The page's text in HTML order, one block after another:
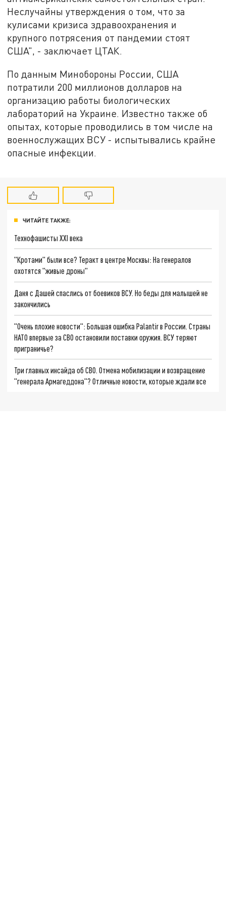
Неслучайны утверждения о том, что за
кулисами кризиса здравоохранения и
крупного потрясения от пандемии стоят
США", - заключает ЦТАК.
По данным Минобороны России, США
потратили 200 миллионов долларов на
организацию работы биологических
лабораторий на Украине. Известно также об
опытах, которые проводились в том числе на
военнослужащих ВСУ - испытывались крайне
опасные инфекции.
ЧИТАЙТЕ ТАКЖЕ:
Технофашисты XXI века
"Кротами" были все? Теракт в центре Москвы: На генералов
охотятся "живые дроны"
Даня с Дашей спаслись от боевиков ВСУ. Но беды для малышей не
закончились
"Очень плохие новости": Большая ошибка Palantir в России. Страны
НАТО впервые за СВО остановили поставки оружия. ВСУ теряют
приграничье?
Три главных инсайда об СВО. Отмена мобилизации и возвращение
"генерала Армагеддона"? Отличные новости, которые ждали все